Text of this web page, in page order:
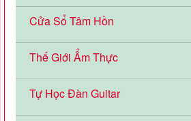
Cửa Sổ Tâm Hồn
Thế Giới Ẩm Thực
Tự Học Đàn Guitar